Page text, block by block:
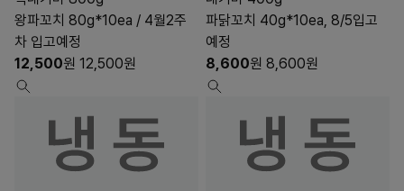
왕파꼬치 80g*10ea / 4월2주
차 입고예정
12,500원 12,500원
파닭꼬치 40g*10ea, 8/5입고
예정
8,600원 8,600원